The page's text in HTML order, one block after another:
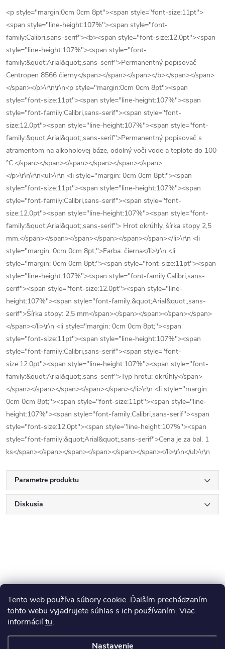
Tento web používa súbory cookie. Ďalším prechádzaním
tohto webu vyjadrujete súhlas s ich používaním. Viac
informáciítu.
Nastavenie
<p style="margin:0cm 0cm 8pt"><span style="font-size:11pt">
<span style="line-height:107%"><span style="font-
family:Calibri,sans-serif"><b><span style="font-size:12.0pt"><span
style="line-height:107%"><span style="font-
family:&quot;Arial&quot;,sans-serif">Permanentný popisovač
Centropen 8566 čierny</span></span></span></b></span></span>
</span></p>\r\n\r\n<p style="margin:0cm 0cm 8pt"><span
style="font-size:11pt"><span style="line-height:107%"><span
style="font-family:Calibri,sans-serif"><span style="font-
size:12.0pt"><span style="line-height:107%"><span style="font-
family:&quot;Arial&quot;,sans-serif">Permanentný popisovač s
atramentom na alkoholovej báze, odolný voči vode a teplote do 100
°C.</span></span></span></span></span></span>
</p>\r\n\r\n<ul>\r\n <li style="margin: 0cm 0cm 8pt;"><span
style="font-size:11pt"><span style="line-height:107%"><span
style="font-family:Calibri,sans-serif"><span style="font-
size:12.0pt"><span style="line-height:107%"><span style="font-
family:&quot;Arial&quot;,sans-serif"> Hrot okrúhly, šírka stopy 2,5
mm.</span></span></span></span></span></span></li>\r\n <li
style="margin: 0cm 0cm 8pt;">Farba: čierna</li>\r\n <li
style="margin: 0cm 0cm 8pt;"><span style="font-size:11pt"><span
style="line-height:107%"><span style="font-family:Calibri,sans-
serif"><span style="font-size:12.0pt"><span style="line-
height:107%"><span style="font-family:&quot;Arial&quot;,sans-
serif">Šírka stopy: 2,5 mm</span></span></span></span></span>
</span></li>\r\n <li style="margin: 0cm 0cm 8pt;"><span
style="font-size:11pt"><span style="line-height:107%"><span
style="font-family:Calibri,sans-serif"><span style="font-
size:12.0pt"><span style="line-height:107%"><span style="font-
family:&quot;Arial&quot;,sans-serif">Typ hrotu: okrúhly</span>
</span></span></span></span></span></li>\r\n <li style="margin:
0cm 0cm 8pt;"><span style="font-size:11pt"><span style="line-
height:107%"><span style="font-family:Calibri,sans-serif"><span
style="font-size:12.0pt"><span style="line-height:107%"><span
style="font-family:&quot;Arial&quot;,sans-serif">Cena je za bal. 1
ks</span></span></span></span></span></span></li>\r\n</ul>\r\n
Parametre produktu
Diskusia
Z
áBlog
Informácie pre vás